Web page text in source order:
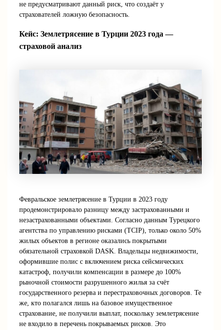
не предусматривают данный риск, что создаёт у
страхователей ложную безопасность.
Кейс: Землетрясение в Турции 2023 года —
страховой анализ
Февральское землетрясение в Турции в 2023 году
продемонстрировало разницу между застрахованными и
незастрахованными объектами. Согласно данным Турецкого
агентства по управлению рисками (TCIP), только около 50%
жилых объектов в регионе оказались покрытыми
обязательной страховкой DASK. Владельцы недвижимости,
оформившие полис с включением риска сейсмических
катастроф, получили компенсации в размере до 100%
рыночной стоимости разрушенного жилья за счёт
государственного резерва и перестраховочных договоров. Те
же, кто полагался лишь на базовое имущественное
страхование, не получили выплат, поскольку землетрясение
не входило в перечень покрываемых рисков. Это